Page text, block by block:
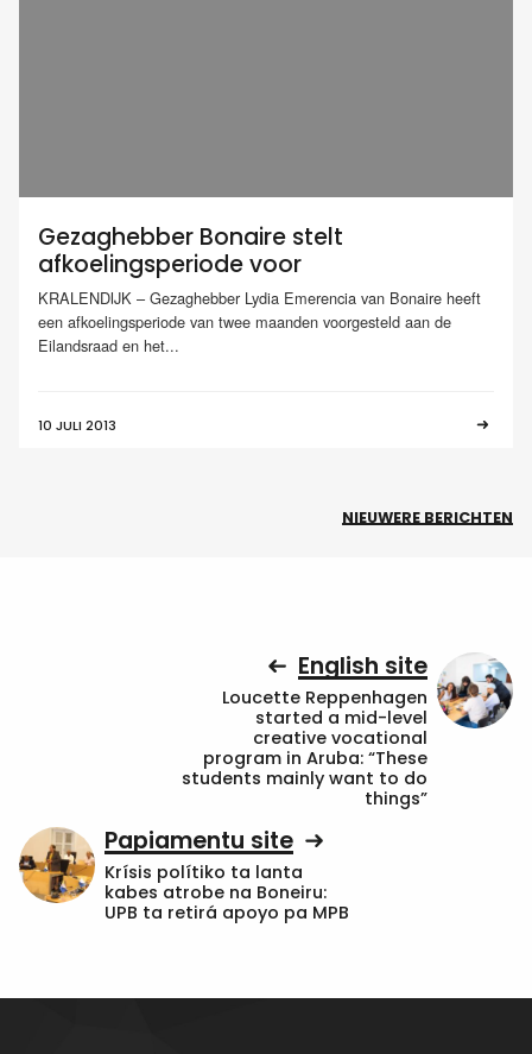
Gezaghebber Bonaire stelt
afkoelingsperiode voor
KRALENDIJK – Gezaghebber Lydia Emerencia van Bonaire heeft
een afkoelingsperiode van twee maanden voorgesteld aan de
Eilandsraad en het...
10 JULI 2013
NIEUWERE BERICHTEN
English site
Loucette Reppenhagen
started a mid-level
creative vocational
program in Aruba: “These
students mainly want to do
things”
Papiamentu site
Krísis polítiko ta lanta
kabes atrobe na Boneiru:
UPB ta retirá apoyo pa MPB